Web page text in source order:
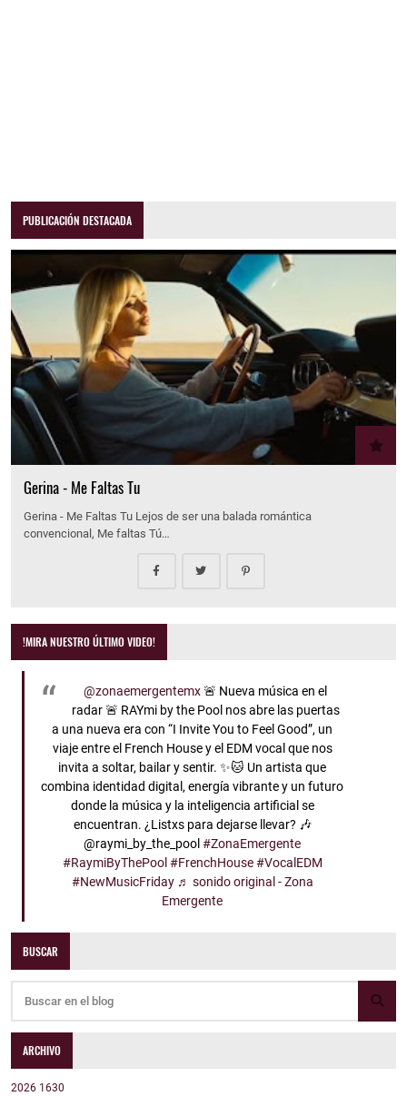
PUBLICACIÓN DESTACADA
Gerina - Me Faltas Tu
Gerina - Me Faltas Tu Lejos de ser una balada romántica
convencional, Me faltas Tú…
!MIRA NUESTRO ÚLTIMO VIDEO!
@zonaemergentemx🚨 Nueva música en el
radar 🚨 RAYmi by the Pool nos abre las puertas
a una nueva era con “I Invite You to Feel Good”, un
viaje entre el French House y el EDM vocal que nos
invita a soltar, bailar y sentir. ✨🐱 Un artista que
combina identidad digital, energía vibrante y un futuro
donde la música y la inteligencia artificial se
encuentran. ¿Listxs para dejarse llevar? 🎶
@raymi_by_the_pool#ZonaEmergente
#RaymiByThePool #FrenchHouse #VocalEDM
#NewMusicFriday ♬ sonido original - Zona
Emergente
BUSCAR
ARCHIVO
2026 1630